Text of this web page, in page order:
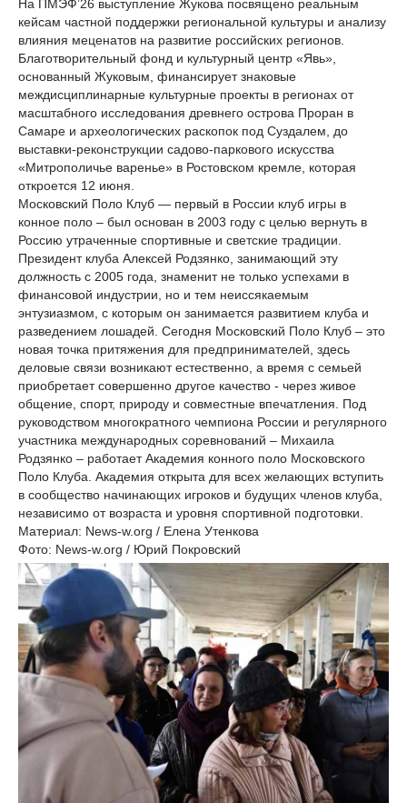
На ПМЭФ’26 выступление Жукова посвящено реальным
кейсам частной поддержки региональной культуры и анализу
влияния меценатов на развитие российских регионов.
Благотворительный фонд и культурный центр «Явь»,
основанный Жуковым, финансирует знаковые
междисциплинарные культурные проекты в регионах от
масштабного исследования древнего острова Проран в
Самаре и археологических раскопок под Суздалем, до
выставки-реконструкции садово-паркового искусства
«Митрополичье варенье» в Ростовском кремле, которая
откроется 12 июня.
Московский Поло Клуб — первый в России клуб игры в
конное поло – был основан в 2003 году с целью вернуть в
Россию утраченные спортивные и светские традиции.
Президент клуба Алексей Родзянко, занимающий эту
должность с 2005 года, знаменит не только успехами в
финансовой индустрии, но и тем неиссякаемым
энтузиазмом, с которым он занимается развитием клуба и
разведением лошадей. Сегодня Московский Поло Клуб – это
новая точка притяжения для предпринимателей, здесь
деловые связи возникают естественно, а время с семьей
приобретает совершенно другое качество - через живое
общение, спорт, природу и совместные впечатления. Под
руководством многократного чемпиона России и регулярного
участника международных соревнований – Михаила
Родзянко – работает Академия конного поло Московского
Поло Клуба. Академия открыта для всех желающих вступить
в сообщество начинающих игроков и будущих членов клуба,
независимо от возраста и уровня спортивной подготовки.
Материал: News-w.org / Елена Утенкова
Фото: News-w.org / Юрий Покровский